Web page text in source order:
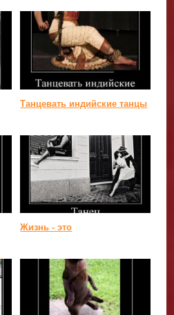
Танцевать индийские танцы
Жизнь - это